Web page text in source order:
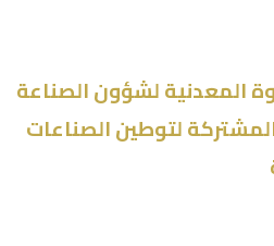
المعدنية لشؤون الصناعة
لتوطين الصناعات